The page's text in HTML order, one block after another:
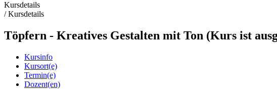
Kursdetails
/Kursdetails
Töpfern - Kreatives Gestalten mit Ton (Kurs ist
Kursinfo
Kursort(e)
Termin(e)
Dozent(en)